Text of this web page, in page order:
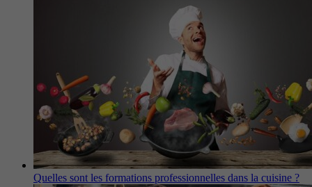
Quelles sont les formations professionnelles dans la cuisine ?